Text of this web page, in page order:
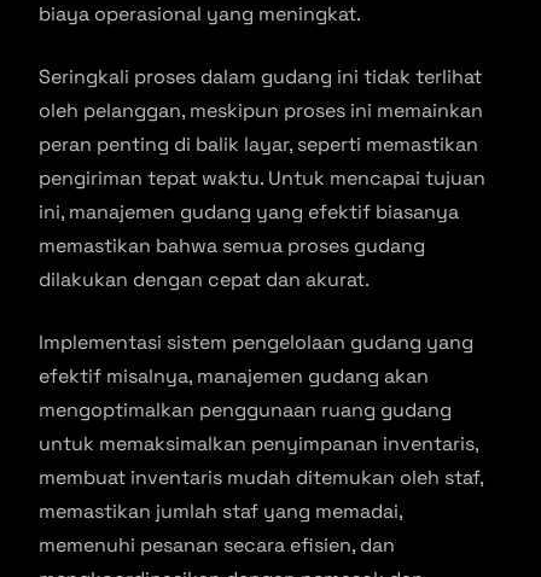
biaya operasional yang meningkat.
Seringkali proses dalam gudang ini tidak terlihat
oleh pelanggan, meskipun proses ini memainkan
peran penting di balik layar, seperti memastikan
pengiriman tepat waktu. Untuk mencapai tujuan
ini, manajemen gudang yang efektif biasanya
memastikan bahwa semua proses gudang
dilakukan dengan cepat dan akurat.
Implementasi sistem pengelolaan gudang yang
efektif misalnya, manajemen gudang akan
mengoptimalkan penggunaan ruang gudang
untuk memaksimalkan penyimpanan inventaris,
membuat inventaris mudah ditemukan oleh staf,
memastikan jumlah staf yang memadai,
memenuhi pesanan secara efisien, dan